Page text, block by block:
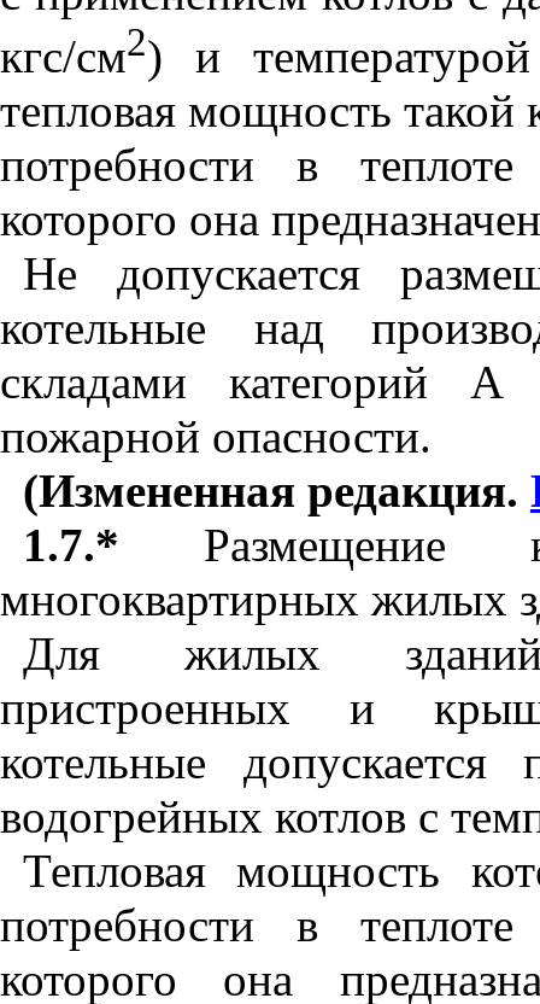
кгс/см2) и
тепловая мощность
потребности в
которого она
Не допускается
котельные над
складами категорий
пожарной опасности.
(Измененная редакция.
1.7.*
Размещение
многоквартирных жилых
Для жилых зданий
пристроенных и
котельные допускается
водогрейных котлов с
Тепловая мощность
потребности в
которого она